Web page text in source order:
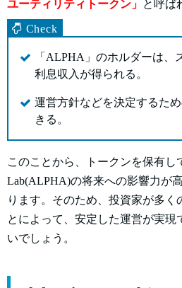
ユーティリティトークン」 と呼ば
「ALPHA」のホルダーは、
利息収入が得られる。
運営方針などを決定するた
きる。
このことから、トークンを保有し
Lab(ALPHA)の将来への影響力が
ります。そのため、投資家が多く
とによって、安定した運営が実現
いでしょう。